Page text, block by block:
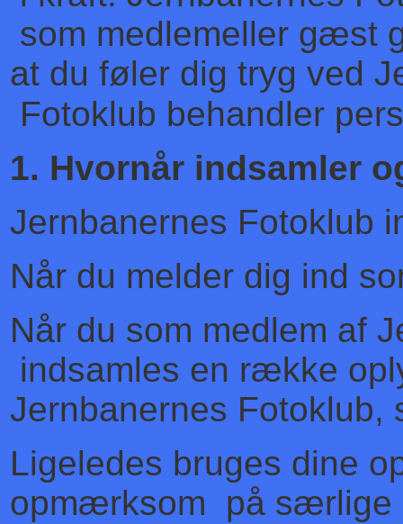
som medlemeller
at du føler dig tryg ved
Fotoklub behandler
1. Hvornår indsamler
Jernbanernes Fotoklub
Når du melder dig ind
Når du som medlem af
indsamles en række
Jernbanernes Fotoklub,
Ligeledes bruges dine
opmærksom på særlige